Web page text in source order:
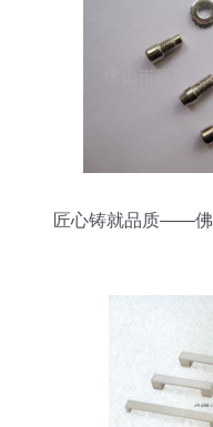
匠心铸就品质——佛